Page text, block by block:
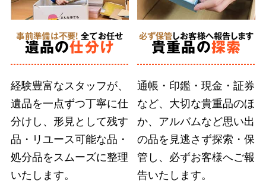
徹底した
人材育成
ご遺族の気持ちに寄り添い、どんなに小さな品
物も誠意をもって丁寧に扱うことが、ご依頼者
様に安心を届けると信じています。そのために
弊社では、スタッフ個々の遺品整理に求められ
事前準備は不要! 全てお任せ
遺品の仕分け
経験豊富なスタッフが、
遺品を一点ずつ丁寧に仕
分けし、形見として残す
品・リユース可能な品・
処分品をスムーズに整理
いたします。
必ず保管しお客様へ報告します
貴重品の探索
通帳・印鑑・現金・証券
など、大切な貴重品のほ
か、アルバムなど思い出
の品を見逃さず探索・保
管し、必ずお客様へご報
告いたします。